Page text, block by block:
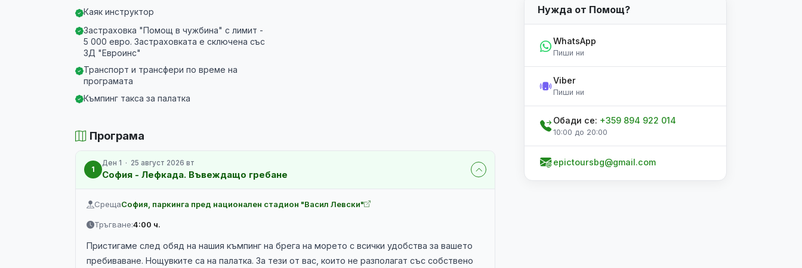
Каяк инструктор
Застраховка "Помощ в чужбина" с лимит -
5 000 евро. Застраховката е сключена със
ЗД "Евроинс"
Транспорт и трансфери по време на
програмата
Къмпинг такса за палатка
Програма
1
Ден 1 · 25 август 2026 вт
София - Лефкада. Въвеждащо гребане
СрещаСофия, паркинга пред национален стадион "Васил Левски"
Тръгване:4:00 ч.
Пристигаме след обяд на нашия къмпинг на брега на морето с всички удобства за вашето
пребиваване. Нощувките са на палатка. За тези от вас, които не разполагат със собствено
Нужда от Помощ?
WhatsApp
Пиши ни
Viber
Пиши ни
Обади се: +359 894 922 014
10:00 до 20:00
epictoursbg@gmail.com